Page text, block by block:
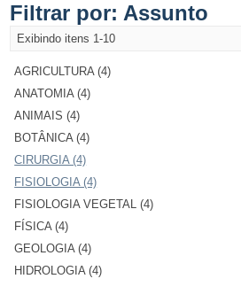
Filtrar por: Assunto
Exibindo itens 1-10
AGRICULTURA (4)
ANATOMIA (4)
ANIMAIS (4)
BOTÂNICA (4)
CIRURGIA (4)
FISIOLOGIA (4)
FISIOLOGIA VEGETAL (4)
FÍSICA (4)
GEOLOGIA (4)
HIDROLOGIA (4)